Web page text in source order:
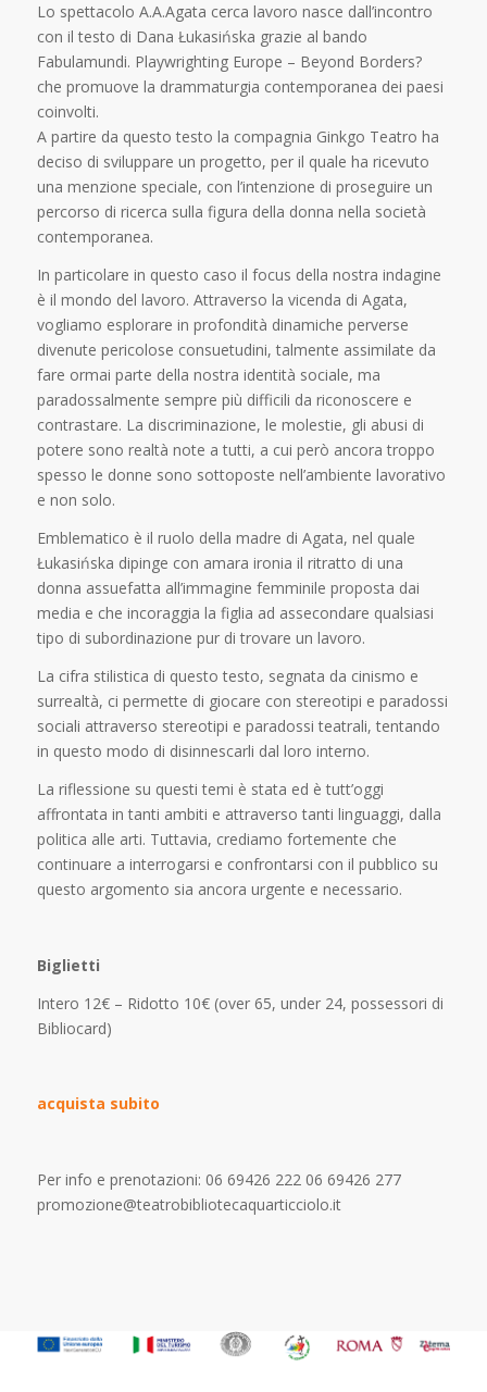
Lo spettacolo A.A.Agata cerca lavoro nasce dall’incontro
con il testo di Dana Łukasińska grazie al bando
Fabulamundi. Playwrighting Europe – Beyond Borders?
che promuove la drammaturgia contemporanea dei paesi
coinvolti.
A partire da questo testo la compagnia Ginkgo Teatro ha
deciso di sviluppare un progetto, per il quale ha ricevuto
una menzione speciale, con l’intenzione di proseguire un
percorso di ricerca sulla figura della donna nella società
contemporanea.
In particolare in questo caso il focus della nostra indagine
è il mondo del lavoro. Attraverso la vicenda di Agata,
vogliamo esplorare in profondità dinamiche perverse
divenute pericolose consuetudini, talmente assimilate da
fare ormai parte della nostra identità sociale, ma
paradossalmente sempre più difficili da riconoscere e
contrastare. La discriminazione, le molestie, gli abusi di
potere sono realtà note a tutti, a cui però ancora troppo
spesso le donne sono sottoposte nell’ambiente lavorativo
e non solo.
Emblematico è il ruolo della madre di Agata, nel quale
Łukasińska dipinge con amara ironia il ritratto di una
donna assuefatta all’immagine femminile proposta dai
media e che incoraggia la figlia ad assecondare qualsiasi
tipo di subordinazione pur di trovare un lavoro.
La cifra stilistica di questo testo, segnata da cinismo e
surrealtà, ci permette di giocare con stereotipi e paradossi
sociali attraverso stereotipi e paradossi teatrali, tentando
in questo modo di disinnescarli dal loro interno.
La riflessione su questi temi è stata ed è tutt’oggi
affrontata in tanti ambiti e attraverso tanti linguaggi, dalla
politica alle arti. Tuttavia, crediamo fortemente che
continuare a interrogarsi e confrontarsi con il pubblico su
questo argomento sia ancora urgente e necessario.
Biglietti
Intero 12€ – Ridotto 10€ (over 65, under 24, possessori di
Bibliocard)
acquista subito
Per info e prenotazioni: 06 69426 222‬ 06 69426 277‬
promozione@teatrobibliotecaquarticciolo.it